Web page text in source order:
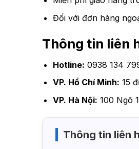
Đối với đơn hàng
Thông tin liên
Hotline: 0938 134
VP. Hồ Chí Minh: 15
VP. Hà Nội: 100 Ngõ
Thông tin liên